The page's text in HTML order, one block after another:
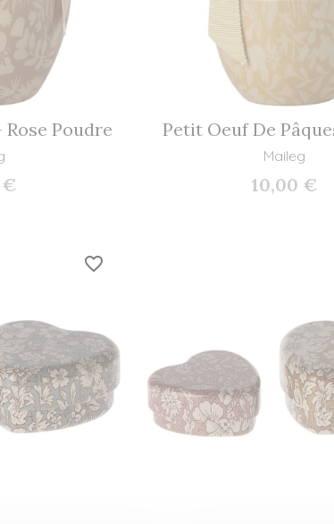
Rose Poudre
€
Petit Oeuf De
Maileg
10,00 €
favorite_border